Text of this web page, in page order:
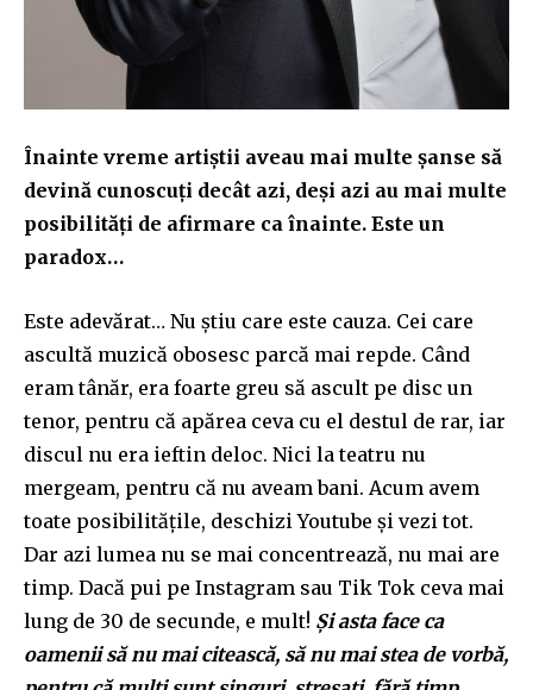
Înainte vreme artiștii aveau mai multe șanse să
devină cunoscuți decât azi, deși azi au mai multe
posibilități de afirmare ca înainte. Este un
paradox…
Este adevărat… Nu știu care este cauza. Cei care
ascultă muzică obosesc parcă mai repde. Când
eram tânăr, era foarte greu să ascult pe disc un
tenor, pentru că apărea ceva cu el destul de rar, iar
discul nu era ieftin deloc. Nici la teatru nu
mergeam, pentru că nu aveam bani. Acum avem
toate posibilitățile, deschizi Youtube și vezi tot.
Dar azi lumea nu se mai concentrează, nu mai are
timp. Dacă pui pe Instagram sau Tik Tok ceva mai
lung de 30 de secunde, e mult! Și asta face ca
oamenii să nu mai citească, să nu mai stea de vorbă,